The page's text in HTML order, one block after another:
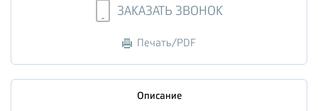
ЗАКАЗАТЬ ЗВОНОК
Печать/PDF
Описание